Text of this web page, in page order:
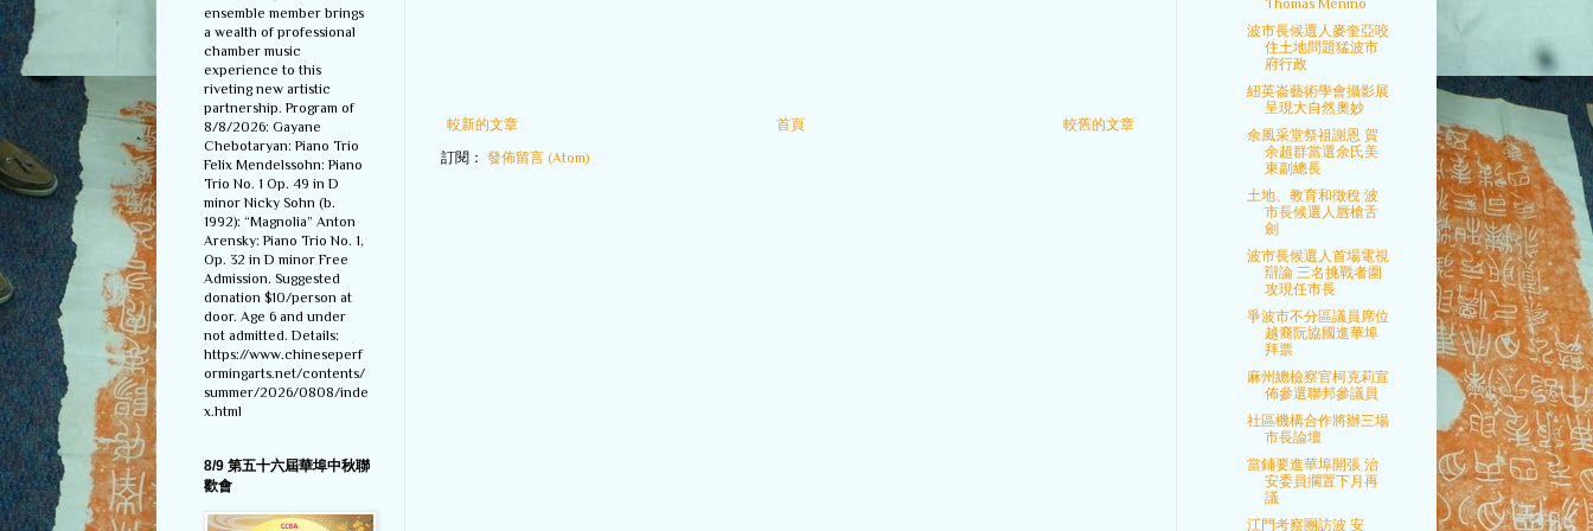
較新的文章 較舊的文章
首頁
訂閱： 發佈留言 (Atom)
ensemble member brings
a wealth of professional
chamber music
experience to this
riveting new artistic
partnership. Program of
8/8/2026: Gayane
Chebotaryan: Piano Trio
Felix Mendelssohn: Piano
Trio No. 1 Op. 49 in D
minor Nicky Sohn (b.
1992): “Magnolia” Anton
Arensky: Piano Trio No. 1,
Op. 32 in D minor Free
Admission. Suggested
donation $10/person at
door. Age 6 and under
not admitted. Details:
https://www.chineseperf
ormingarts.net/contents/
summer/2026/0808/inde
x.html
8/9 第五十六屆華埠中秋聯
歡會
Thomas Menino
波市長候選人麥奎亞咬
住土地問題猛波市
府行政
紐英崙藝術學會攝影展
呈現大自然奧妙
余風采堂祭祖謝恩 賀
余超群當選余氏美
東副總長
土地、教育和徵稅 波
市長候選人唇槍舌
劍
波市長候選人首場電視
辯論 三名挑戰者圍
攻現任市長
爭波市不分區議員席位
越裔阮協國進華埠
拜票
麻州總檢察官柯克莉宣
佈參選聯邦參議員
社區機構合作將辦三場
市長論壇
當鋪要進華埠開張 治
安委員擱置下月再
議
江門考察團訪波 安